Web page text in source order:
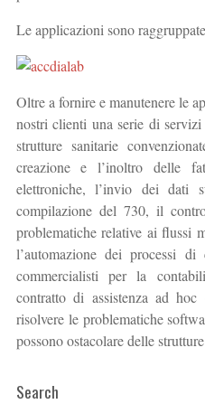
Le applicazioni sono
Oltre a fornire e manutenere le
nostri clienti una serie di
strutture sanitarie
creazione e l’inoltro delle
elettroniche, l’invio dei dati
compilazione del 730, il
problematiche relative ai flussi
l’automazione dei processi
commercialisti per la
contratto di assistenza ad
risolvere le problematiche
possono ostacolare delle
Search